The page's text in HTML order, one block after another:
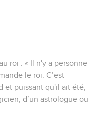
roi : « Il n'y a personne
le roi. C’est
et puissant qu'il ait été,
d’un astrologue ou